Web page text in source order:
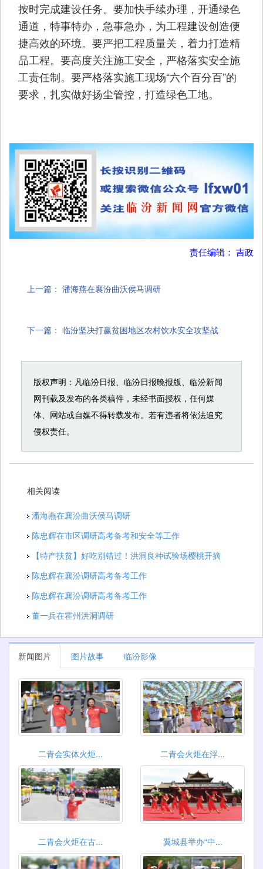
按时完成建设任务。要加快手续办理，开通绿色
通道，特事特办，急事急办，为工程建设创造便
捷高效的环境。要严把工程质量关，着力打造精
品工程。要高度关注施工安全，严格落实安全施
工责任制。要严格落实施工现场“六个百分百”的
要求，扎实做好扬尘管控，打造绿色工地。
责任编辑： 吉政
上一篇： 潘海燕在襄汾曲沃侯马调研
下一篇： 临汾坚决打赢贫困地区农村饮水安全攻坚战
版权声明：凡临汾日报、临汾日报晚报版、临汾新闻
网刊载及发布的各类稿件，未经书面授权，任何媒
体、网站或自媒不得转载发布。若有违者将依法追究
侵权责任。
相关阅读
潘海燕在襄汾曲沃侯马调研
陈忠辉在市区调研高考备考和安全等工作
【特产扶贫】好吃别错过！洪洞良种试验场樱桃开摘
陈忠辉在襄汾调研高考备考工作
陈忠辉在襄汾调研高考备考工作
董一兵在霍州洪洞调研
新闻图片 图片故事 临汾影像
二青会实体火炬... 二青会火炬在浮...
二青会火炬在古... 翼城县举办“中...